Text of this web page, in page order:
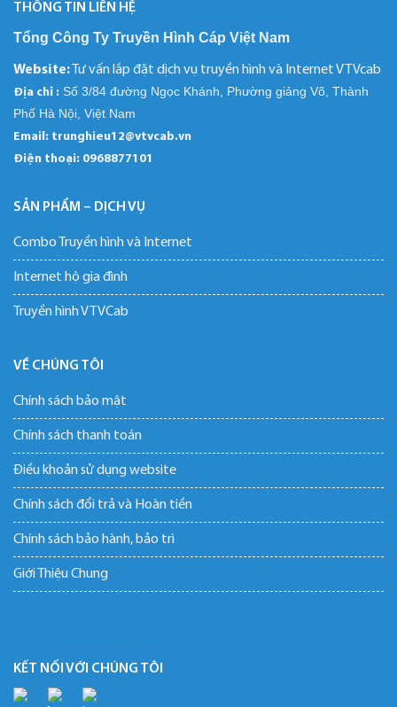
THÔNG TIN LIÊN HỆ
Tổng Công Ty Truyền Hình Cáp Việt Nam
Website: Tư vấn lắp đặt dịch vụ truyền hình và Internet VTVcab
Địa chỉ : Số 3/84 đường Ngọc Khánh, Phường giảng Võ, Thành
Phố Hà Nội, Việt Nam
Email: trunghieu12@vtvcab.vn
Điện thoại: 0968877101
SẢN PHẨM – DỊCH VỤ
Combo Truyền hình và Internet
Internet hộ gia đình
Truyền hình VTVCab
VỀ CHÚNG TÔI
Chính sách bảo mật
Chính sách thanh toán
Điều khoản sử dụng website
Chính sách đổi trả và Hoàn tiền
Chính sách bảo hành, bảo trì
Giới Thiệu Chung
KẾT NỐI VỚI CHÚNG TÔI